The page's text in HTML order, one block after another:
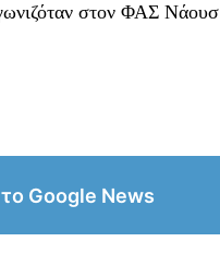
στον ΦΑΣ
Google News